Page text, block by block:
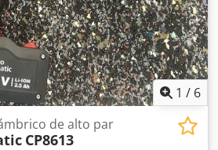
1 / 6
de alto par
CP8613